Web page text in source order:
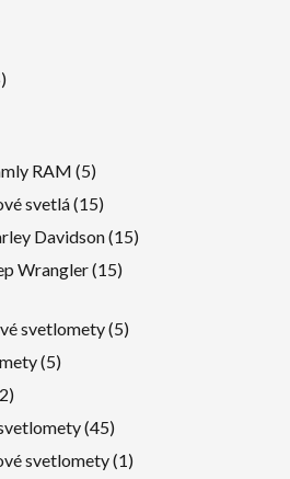
5
RAM 55
výrobky
svetlá 1515
výrobky
Davidson 1515
Wrangler 1515
svetlomety 55
55
22
výrobky
4545
výrobky
svetlomety 11